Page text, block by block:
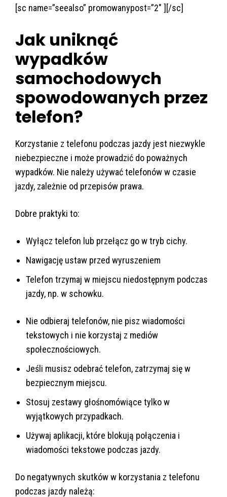
[sc name=”seealso” promowanypost=”2″ ][/sc]
Jak uniknąć
wypadków
samochodowych
spowodowanych przez
telefon?
Korzystanie z telefonu podczas jazdy jest niezwykle
niebezpieczne i może prowadzić do poważnych
wypadków. Nie należy używać telefonów w czasie
jazdy, zależnie od przepisów prawa.
Dobre praktyki to:
Wyłącz telefon lub przełącz go w tryb cichy.
Nawigację ustaw przed wyruszeniem
Telefon trzymaj w miejscu niedostępnym podczas
jazdy, np. w schowku.
Nie odbieraj telefonów, nie pisz wiadomości
tekstowych i nie korzystaj z mediów
społecznościowych.
Jeśli musisz odebrać telefon, zatrzymaj się w
bezpiecznym miejscu.
Stosuj zestawy głośnomówiące tylko w
wyjątkowych przypadkach.
Używaj aplikacji, które blokują połączenia i
wiadomości tekstowe podczas jazdy.
Do negatywnych skutków w korzystania z telefonu
podczas jazdy należą: